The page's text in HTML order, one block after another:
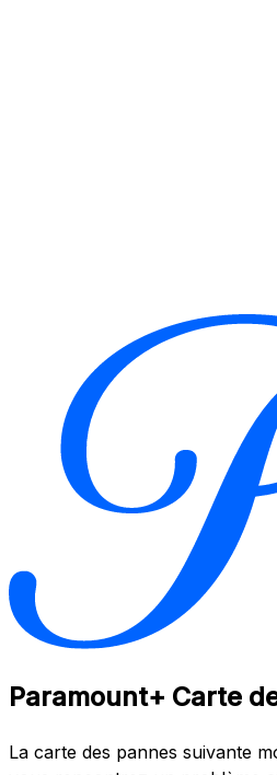
Paramount+ Carte
La carte des pannes suivante